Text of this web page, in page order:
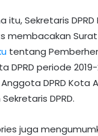
itu, Sekretaris
membacakan
tentang
DPRD periode
DPRD Kota
DPRD.
juga